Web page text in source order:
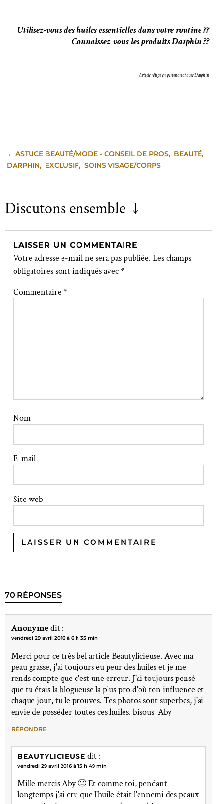
Utilisez-vous des huiles essentielles dans votre routine ??
Connaissez-vous les produits Darphin ??
Article rédigé en partenariat avec Darphin
→ ASTUCE BEAUTÉ/MODE - CONSEIL DE PROS, BEAUTÉ,
DARPHIN, EXCLUSIF, SOINS VISAGE/CORPS
Discutons ensemble ↓
LAISSER UN COMMENTAIRE
Votre adresse e-mail ne sera pas publiée. Les champs
obligatoires sont indiqués avec*
Commentaire *
Nom
E-mail
Site web
70 RÉPONSES
Anonymedit :
vendredi 29 avril 2016 à 6 h 35 min
Merci pour ce très bel article Beautylicieuse. Avec ma
peau grasse, j'ai toujours eu peur des huiles et je me
rends compte que c'est une erreur. J'ai toujours pensé
que tu étais la blogueuse la plus pro d'où ton influence et
chaque jour, tu le prouves. Tes photos sont superbes, j'ai
envie de posséder toutes ces huiles. bisous. Aby
RÉPONDRE
BEAUTYLICIEUSE dit :
vendredi 29 avril 2016 à 15 h 49 min
Mille mercis Aby 🙂 Et comme toi, pendant
longtemps j'ai cru que l'huile était l'ennemi des peaux